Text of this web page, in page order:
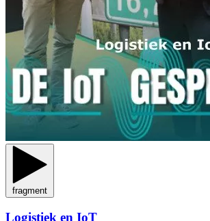
fragment
Logistiek en IoT